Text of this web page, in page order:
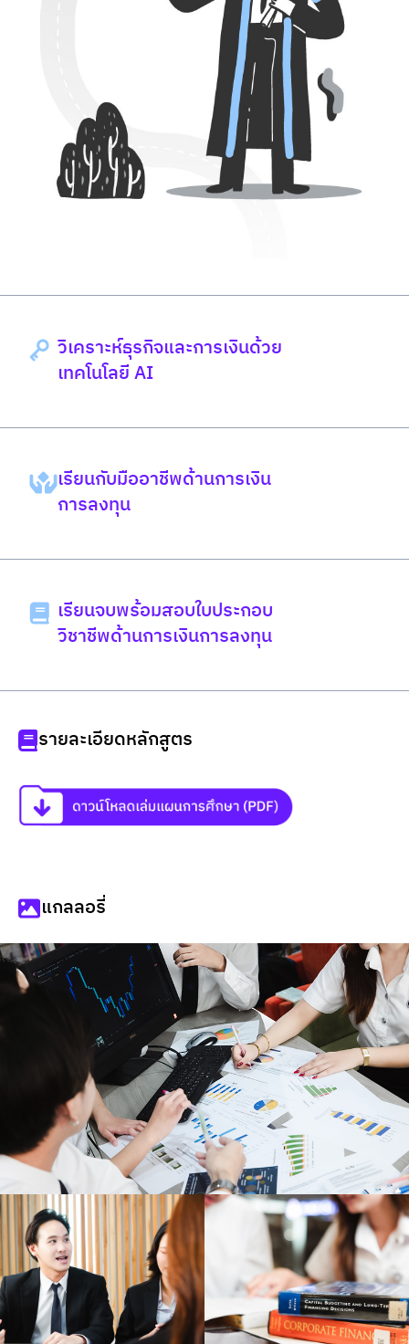
วิเคราะห์ธุรกิจและการเงินด้วย
เทคโนโลยี AI
เรียนกับมืออาชีพด้านการเงิน
การลงทุน
เรียนจบพร้อมสอบใบประกอบ
วิชาชีพด้านการเงินการลงทุน
รายละเอียดหลักสูตร
แกลลอรี่